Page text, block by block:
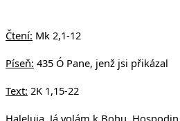
Čtení: Mk 2,1-12
Píseň: 435 Ó Pane, jenž jsi přikázal
Text: 2K 1,15-22
Haleluja. Já volám k Bohu,